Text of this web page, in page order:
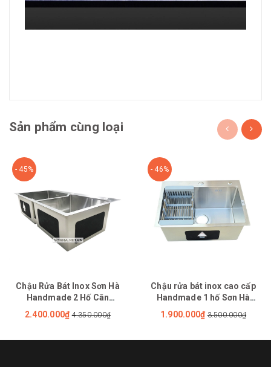
Sản phẩm cùng loại
- 45%
Chậu Rửa Bát Inox Sơn Hà
Handmade 2 Hố Cân
HM.X.2C.82.2.3 (820 x 450 x
215 mm)
2.400.000₫ 4.350.000₫
- 46%
Chậu rửa bát inox cao cấp
Handmade 1 hố Sơn Hà
HMX1C6023 (600x450x230)
1.900.000₫ 3.500.000₫